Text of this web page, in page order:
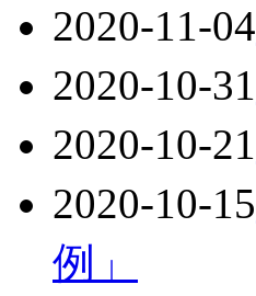
2020-11-04
2020-10-31
2020-10-21
2020-10-15
例」